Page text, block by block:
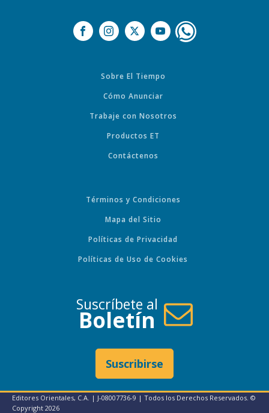
Sobre El Tiempo
Cómo Anunciar
Trabaje con Nosotros
Productos ET
Contáctenos
Términos y Condiciones
Mapa del Sitio
Políticas de Privacidad
Políticas de Uso de Cookies
Suscríbete al
Boletín
Suscribirse
Editores Orientales, C.A. | J-08007736-9 | Todos los Derechos Reservados. ©
Copyright 2026